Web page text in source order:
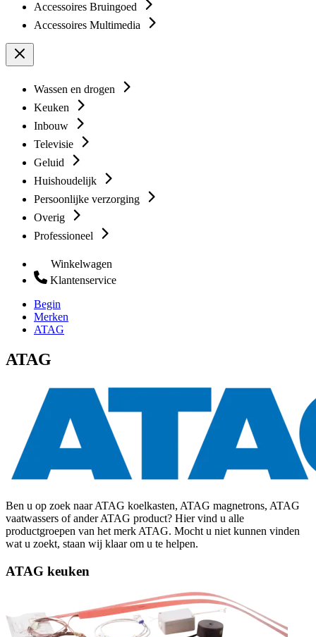
Accessoires Bruingoed
Accessoires Multimedia
Wassen en drogen
Keuken
Inbouw
Televisie
Geluid
Huishoudelijk
Persoonlijke verzorging
Overig
Professioneel
Winkelwagen
Klantenservice
Begin
Merken
ATAG
ATAG
Ben u op zoek naar ATAG koelkasten, ATAG magnetrons, ATAG
vaatwassers of ander ATAG product? Hier vind u alle
productgroepen van het merk ATAG. Mocht u niet kunnen vinden
wat u zoekt, staan wij klaar om u te helpen.
ATAG keuken